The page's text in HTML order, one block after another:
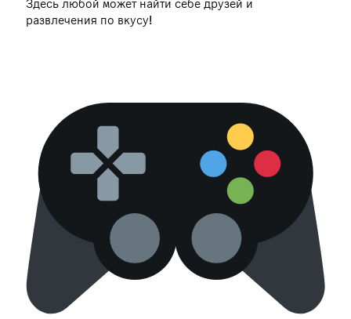
Здесь любой может найти себе друзей и
развлечения по вкусу!